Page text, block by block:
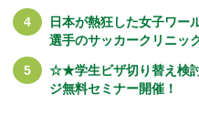
日本が熱狂した女子ワー
選手のサッカークリニッ
☆★学生ビザ切り替え検
ジ無料セミナー開催！